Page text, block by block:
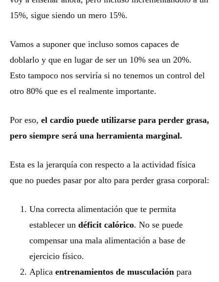
15%, sigue siendo un mero 15%.
Vamos a suponer que incluso somos capaces de
doblarlo y que en lugar de ser un 10% sea un 20%.
Esto tampoco nos serviría si no tenemos un control del
otro 80% que es el realmente importante.
Por eso, el cardio puede utilizarse para perder grasa,
pero siempre será una herramienta marginal.
Esta es la jerarquía con respecto a la actividad física
que no puedes pasar por alto para perder grasa corporal:
Una correcta alimentación que te permita
establecer un déficit calórico. No se puede
compensar una mala alimentación a base de
ejercicio físico.
Aplica entrenamientos de musculación para